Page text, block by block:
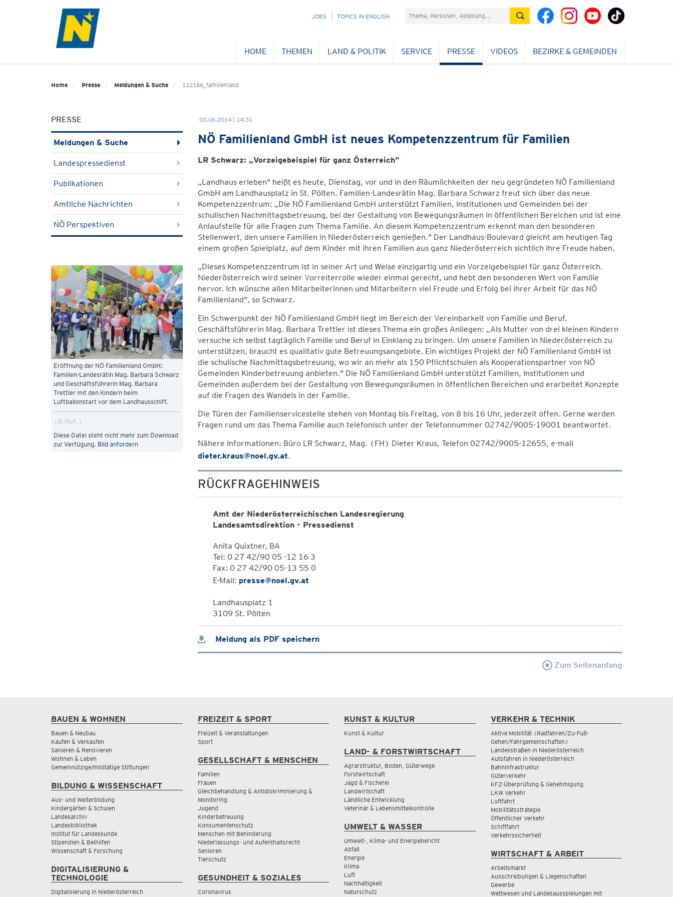
NAVIGATION
JOBS TOPICS IN ENGLISH Suchefeld
HOME THEMEN LAND & POLITIK SERVICE PRESSE VIDEOS BEZIRKE & GEMEINDEN
Home Presse Meldungen & Suche 112166_familienland
PRESSE
Meldungen & Suche
Landespressedienst
Publikationen
Amtliche Nachrichten
NÖ Perspektiven
Eröffnung der NÖ Familienland GmbH:
Familien-Landesrätin Mag. Barbara Schwarz
und Geschäftsführerin Mag. Barbara
Trettler mit den Kindern beim
Luftballonstart vor dem Landhausschiff.
© NLK
Diese Datei steht nicht mehr zum Download
zur Verfügung. Bild anfordern
03.06.2014 | 14:31
NÖ Familienland GmbH ist neues Kompetenzzentrum für Familien
LR Schwarz: „Vorzeigebeispiel für ganz Österreich"
„Landhaus erleben" heißt es heute, Dienstag, vor und in den Räumlichkeiten der neu gegründeten NÖ Familienland
GmbH am Landhausplatz in St. Pölten. Familien-Landesrätin Mag. Barbara Schwarz freut sich über das neue
Kompetenzzentrum: „Die NÖ Familienland GmbH unterstützt Familien, Institutionen und Gemeinden bei der
schulischen Nachmittagsbetreuung, bei der Gestaltung von Bewegungsräumen in öffentlichen Bereichen und ist eine
Anlaufstelle für alle Fragen zum Thema Familie. An diesem Kompetenzzentrum erkennt man den besonderen
Stellenwert, den unsere Familien in Niederösterreich genießen." Der Landhaus-Boulevard gleicht am heutigen Tag
einem großen Spielplatz, auf dem Kinder mit ihren Familien aus ganz Niederösterreich sichtlich ihre Freude haben.
„Dieses Kompetenzzentrum ist in seiner Art und Weise einzigartig und ein Vorzeigebeispiel für ganz Österreich.
Niederösterreich wird seiner Vorreiterrolle wieder einmal gerecht, und hebt den besonderen Wert von Familie
hervor. Ich wünsche allen Mitarbeiterinnen und Mitarbeitern viel Freude und Erfolg bei ihrer Arbeit für das NÖ
Familienland", so Schwarz.
Ein Schwerpunkt der NÖ Familienland GmbH liegt im Bereich der Vereinbarkeit von Familie und Beruf.
Geschäftsführerin Mag. Barbara Trettler ist dieses Thema ein großes Anliegen: „Als Mutter von drei kleinen Kindern
versuche ich selbst tagtäglich Familie und Beruf in Einklang zu bringen. Um unsere Familien in Niederösterreich zu
unterstützen, braucht es qualitativ gute Betreuungsangebote. Ein wichtiges Projekt der NÖ Familienland GmbH ist
die schulische Nachmittagsbetreuung, wo wir an mehr als 150 Pflichtschulen als Kooperationspartner von NÖ
Gemeinden Kinderbetreuung anbieten." Die NÖ Familienland GmbH unterstützt Familien, Institutionen und
Gemeinden außerdem bei der Gestaltung von Bewegungsräumen in öffentlichen Bereichen und erarbeitet Konzepte
auf die Fragen des Wandels in der Familie.
Die Türen der Familienservicestelle stehen von Montag bis Freitag, von 8 bis 16 Uhr, jederzeit offen. Gerne werden
Fragen rund um das Thema Familie auch telefonisch unter der Telefonnummer 02742/9005-19001 beantwortet.
Nähere Informationen: Büro LR Schwarz, Mag. (FH) Dieter Kraus, Telefon 02742/9005-12655, e-mail
dieter.kraus@noel.gv.at.
RÜCKFRAGEHINWEIS
Amt der Niederösterreichischen Landesregierung
Landesamtsdirektion - Pressedienst
Anita Quixtner, BA
Tel: 0 27 42/90 05 -12 16 3
Fax: 0 27 42/90 05-13 55 0
E-Mail: presse@noel.gv.at
Landhausplatz 1
3109 St. Pölten
Meldung als PDF speichern
Zum Seitenanfang
BAUEN & WOHNEN
Bauen & Neubau
Kaufen & Verkaufen
Sanieren & Renovieren
Wohnen & Leben
Gemeinnützige/mildtätige Stiftungen
BILDUNG & WISSENSCHAFT
Aus- und Weiterbildung
Kindergärten & Schulen
Landesarchiv
Landesbibliothek
Institut für Landeskunde
Stipendien & Beihilfen
Wissenschaft & Forschung
DIGITALISIERUNG &
TECHNOLOGIE
Digitalisierung in Niederösterreich
FREIZEIT & SPORT
Freizeit & Veranstaltungen
Sport
GESELLSCHAFT & MENSCHEN
Familien
Frauen
Gleichbehandlung & Antidiskriminierung &
Monitoring
Jugend
Kinderbetreuung
Konsumentenschutz
Menschen mit Behinderung
Niederlassungs- und Aufenthaltsrecht
Senioren
Tierschutz
GESUNDHEIT & SOZIALES
Coronavirus
KUNST & KULTUR
Kunst & Kultur
LAND- & FORSTWIRTSCHAFT
Agrarstruktur, Boden, Güterwege
Forstwirtschaft
Jagd & Fischerei
Landwirtschaft
Ländliche Entwicklung
Veterinär & Lebensmittelkontrolle
UMWELT & WASSER
Umwelt-, Klima- und Energiebericht
Abfall
Energie
Klima
Luft
Nachhaltigkeit
Naturschutz
VERKEHR & TECHNIK
Aktive Mobilität (Radfahren/Zu-Fuß-
Gehen/Fahrgemeinschaften)
Landesstraßen in Niederösterreich
Autofahren in Niederösterreich
Bahninfrastruktur
Güterverkehr
KFZ-Überprüfung & Genehmigung
LKW Verkehr
Luftfahrt
Mobilitätsstrategie
Öffentlicher Verkehr
Schifffahrt
Verkehrssicherheit
WIRTSCHAFT & ARBEIT
Arbeitsmarkt
Ausschreibungen & Liegenschaften
Gewerbe
Wettwesen und Landesausspielungen mit